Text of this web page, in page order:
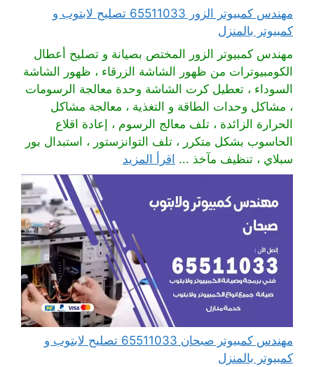
مهندس كمبيوتر الزور 65511033 تصليح لابتوب و
كمبيوتر بالمنزل
مهندس كمبيوتر الزور المختص بصيانة و تصليح أعطال
الكومبيوترات من ظهور الشاشة الزرقاء ، ظهور الشاشة
السوداء ، تعطيل كرت الشاشة وحدة معالجة الرسومات
، مشاكل وحدات الطاقة و التغذية ، معالجة مشاكل
الحرارة الزائدة ، تلف معالج الرسوم ، إعادة اقلاع
الحاسوب بشكل متكرر ، تلف التوانزستور ، استبدال بور
سبلاي ، تنظيف مآخذ ... اقرأ المزيد
مهندس كمبيوتر صبحان 65511033 تصليح لابتوب و
كمبيوتر بالمنزل